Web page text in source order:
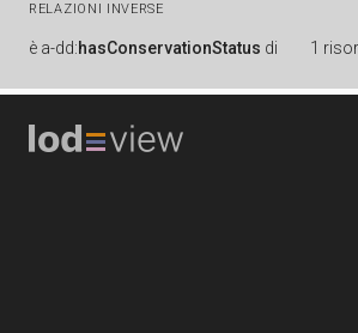
RELAZIONI INVERSE
è a-dd:hasConservationStatus di 1